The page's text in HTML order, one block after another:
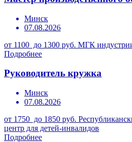
Минск
07.08.2026
от 1100 до 1300 руб. МГК
Подробнее
Руководитель кружка
Минск
07.08.2026
от 1750 до 1850 руб.
центр для детей-инвалидов
Подробнее